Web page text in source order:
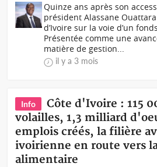
Quinze ans après son
président Alassane
d’Ivoire sur la voie d’un
Présentée comme une
matière de gestion...
il y a 3 mois
Info
Côte d'Ivoire : 115
volailles, 1,3 milliard
emplois créés, la filière
ivoirienne en route vers
alimentaire